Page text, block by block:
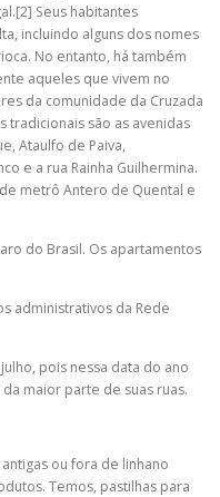
Seus habitantes
incluindo alguns dos nomes
No entanto, há também
aqueles que vivem no
da comunidade da Cruzada
tradicionais são as avenidas
Ataulfo de Paiva,
e a rua Rainha Guilhermina.
metrô Antero de Quental e
do Brasil. Os apartamentos
administrativos da Rede
pois nessa data do ano
maior parte de suas ruas.
ou fora de linhano
Temos, pastilhas para